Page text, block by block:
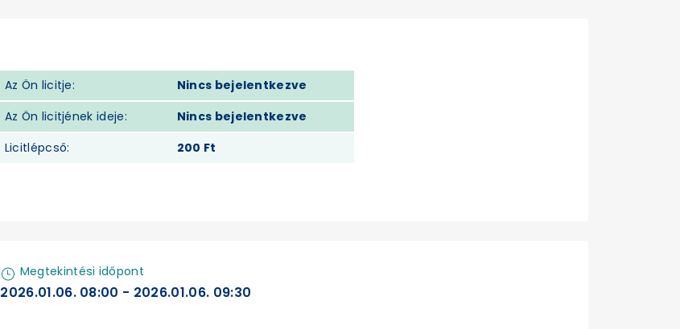
Az Ön licitje:
Nincs bejelentkezve
Az Ön licitjének ideje:
Nincs bejelentkezve
Licitlépcső:
200 Ft
Megtekintési időpont
2026.01.06. 08:00 - 2026.01.06. 09:30